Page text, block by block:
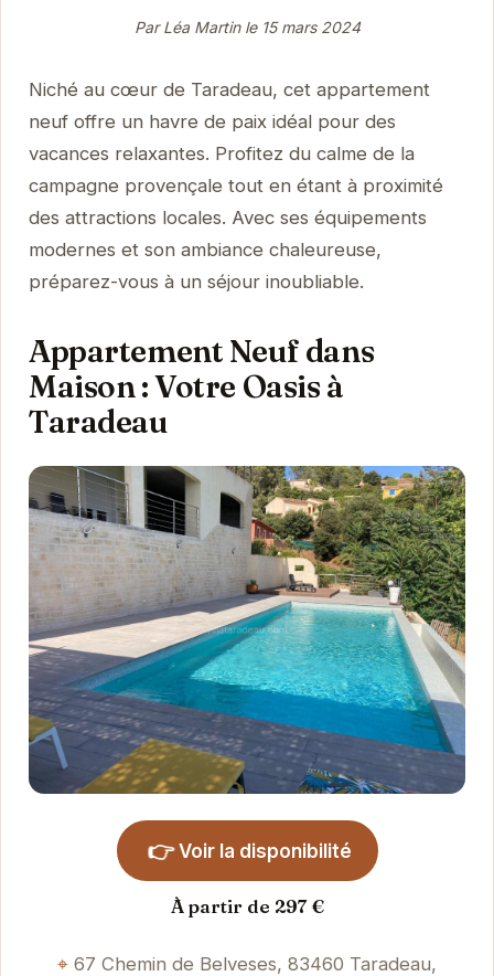
Par Léa Martin le 15 mars 2024
Niché au cœur de Taradeau, cet appartement
neuf offre un havre de paix idéal pour des
vacances relaxantes. Profitez du calme de la
campagne provençale tout en étant à proximité
des attractions locales. Avec ses équipements
modernes et son ambiance chaleureuse,
préparez-vous à un séjour inoubliable.
Appartement Neuf dans
Maison : Votre Oasis à
Taradeau
👉 Voir la disponibilité
À partir de 297 €
67 Chemin de Belveses, 83460 Taradeau,